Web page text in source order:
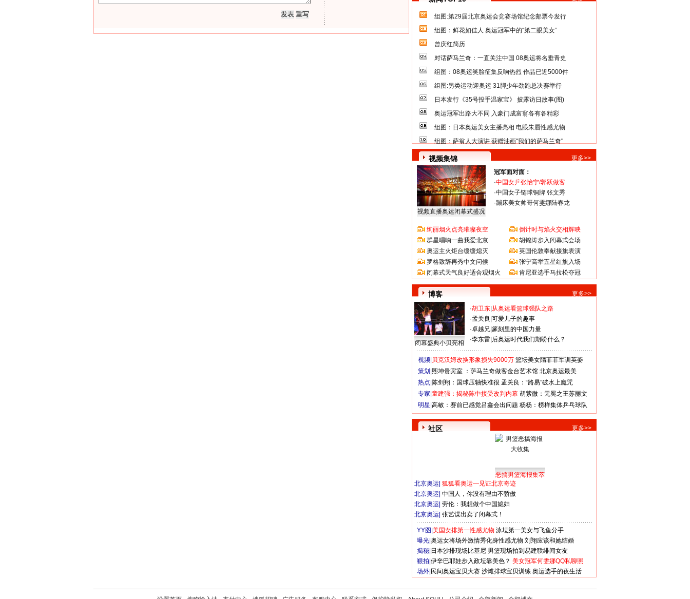
组图:第29届北京奥运会竞赛场馆纪念邮票今发行
组图：鲜花如佳人 奥运冠军中的“第二眼美女”
曾庆红简历
对话萨马兰奇：一直关注中国 08奥运将名垂青史
组图：08奥运笑脸征集反响热烈 作品已近5000件
组图:另类运动迎奥运 31脚少年劲跑总决赛举行
日本发行《35号投手温家宝》 披露访日故事(图)
奥运冠军出路大不同 入豪门成富翁各有各精彩
组图：日本奥运美女主播亮相 电眼朱唇性感尤物
组图：萨翁人大演讲 获赠油画"我们的萨马兰奇"
视频集锦 更多>>
视频直播奥运闭幕式盛况
冠军面对面：
·中国女乒张怡宁/郭跃做客
·中国女子链球铜牌 张文秀
·蹦床美女帅哥何雯娜陆春龙
绚丽烟火点亮璀璨夜空
群星唱响一曲我爱北京
奥运主火炬台缓缓熄灭
罗格致辞再秀中文问候
闭幕式天气良好适合观烟火
倒计时与焰火交相辉映
胡锦涛步入闭幕式会场
英国伦敦奉献接旗表演
张宁高举五星红旗入场
肯尼亚选手马拉松夺冠
博客 更多>>
闭幕盛典小贝亮相
·胡卫东 从奥运看篮球强队之路
·孟关良 可爱儿子的趣事
·卓越兄 篆刻里的中国力量
·李东雷 后奥运时代我们期盼什么？
视频| 贝克汉姆改换形象损失9000万 篮坛美女隋菲菲军训英姿
策划| 熙坤贵宾室 ：萨马兰奇做客金台艺术馆 北京奥运最美
热点| 陈剑翔：国球压轴快准很 孟关良：“路易”破水上魔咒
专家| 童建强：揭秘陈中接受改判内幕 胡紫微：无冕之王苏丽文
明星| 高敏：赛前已感觉吕鑫会出问题 杨杨：榜样集体乒乓球队
社区 更多>>
恶搞男篮海报集萃
北京奥运 狐狐看奥运—见证北京奇迹
北京奥运 中国人，你没有理由不骄傲
北京奥运 劳伦：我想做个中国媳妇
北京奥运 张艺谋出卖了闭幕式！
YY图| 美国女排第一性感尤物 泳坛第一美女与飞鱼分手
曝光| 奥运女将场外激情秀化身性感尤物 刘翔应该和她结婚
揭秘| 日本沙排现场比基尼 男篮现场拍到易建联绯闻女友
狠拍| 伊辛巴耶娃步入政坛靠美色？ 美女冠军何雯娜QQ私聊照
场外| 民间奥运宝贝大赛 沙滩排球宝贝训练 奥运选手的夜生活